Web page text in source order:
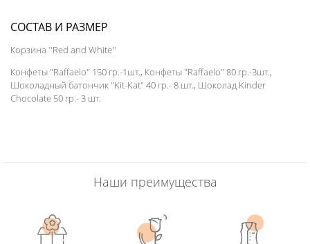
СОСТАВ И РАЗМЕР
Корзина ''Red and White''
Конфеты "Raffaelo" 150 гр.-1шт., Конфеты "Raffaelo" 80 гр.-3шт.,
Шоколадный батончик "Kit-Kat" 40 гр.- 8 шт., Шоколад Kinder
Chocolate 50 гр.- 3 шт.
Наши преимущества